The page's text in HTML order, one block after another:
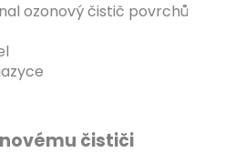
ozonový čistič povrchů
čističi